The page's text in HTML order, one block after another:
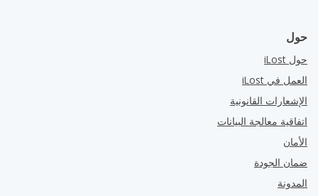
حول
حول iLost
العمل في iLost
الإشعارات القانونية
اتفاقية معالجة البيانات
الأمان
ضمان الجودة
المدونة